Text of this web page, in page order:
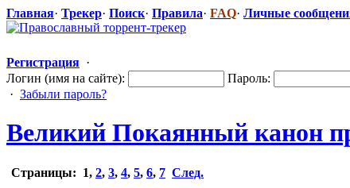
Главная· Трекер· Поиск· Правила· FAQ· Личные
Регистрация ·
Логин (имя на сайте):
Пароль:
· Забыли пароль?
Великий Покаянный канон
Страницы: 1, 2, 3, 4, 5, 6, 7 След.